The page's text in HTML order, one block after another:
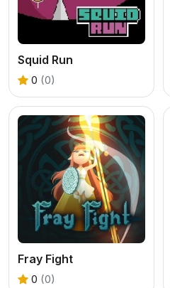
Squid Run
0 (0)
Fray Fight
0 (0)